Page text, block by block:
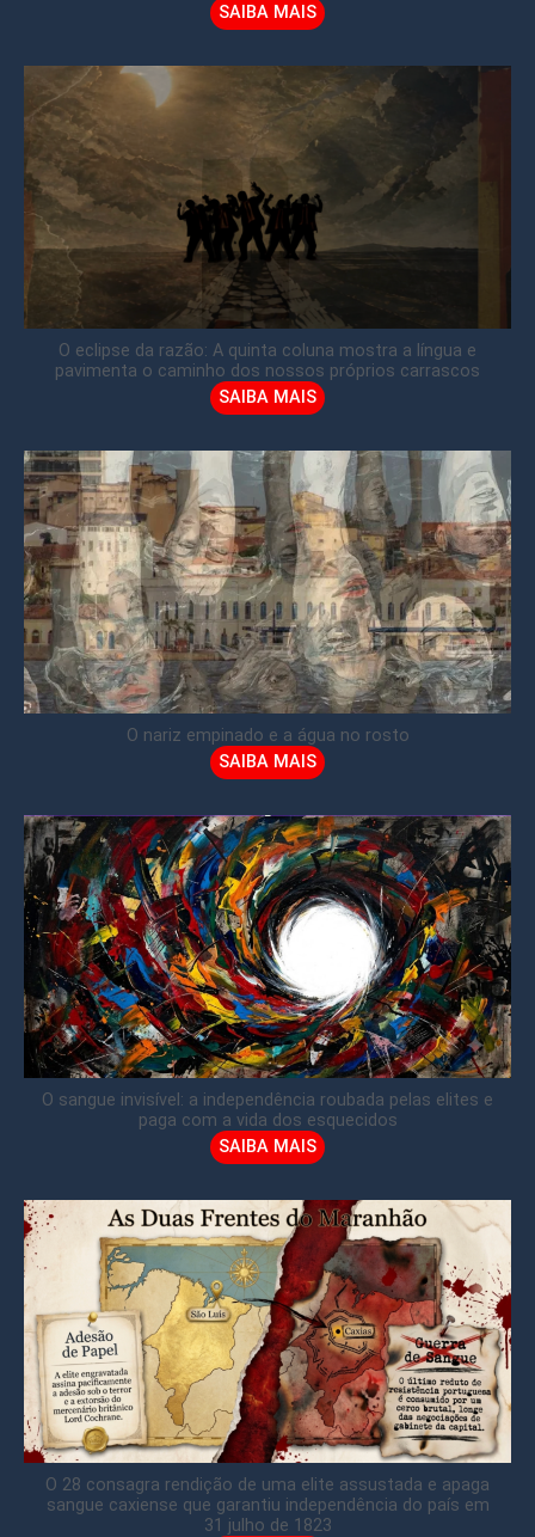
SAIBA MAIS
O eclipse da razão: A quinta coluna mostra a língua e
pavimenta o caminho dos nossos próprios carrascos
SAIBA MAIS
O nariz empinado e a água no rosto
SAIBA MAIS
O sangue invisível: a independência roubada pelas elites e
paga com a vida dos esquecidos
SAIBA MAIS
O 28 consagra rendição de uma elite assustada e apaga
sangue caxiense que garantiu independência do país em
31 julho de 1823